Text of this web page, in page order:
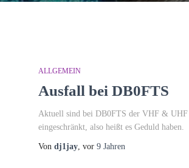
ALLGEMEIN
Ausfall bei DB0FTS
Aktuell sind bei DB0FTS der VHF & UHF
eingeschränkt, also heißt es Geduld
Von dj1jay, vor 9 Jahren